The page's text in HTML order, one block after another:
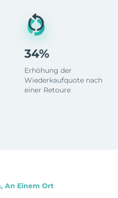
34%
Erhöhung der
Wiederkaufquote nach
einer Retoure
An Einem Ort